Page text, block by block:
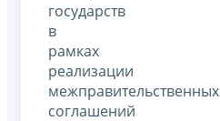
государств
в
рамках
реализации
межправительственных
соглашений